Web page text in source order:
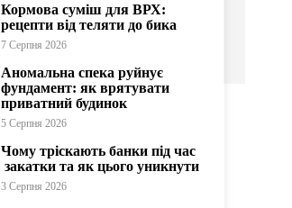
Кормова суміш для ВРХ:
рецепти від теляти до бика
7 Серпня 2026
Аномальна спека руйнує
фундамент: як врятувати
приватний будинок
5 Серпня 2026
Чому тріскають банки під час
закатки та як цього уникнути
3 Серпня 2026